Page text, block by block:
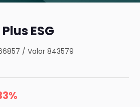
ESG
/Valor 843579